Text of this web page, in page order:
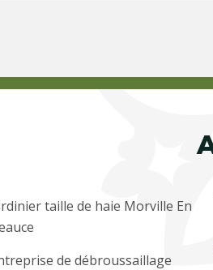
taille de haie Morville En
de débroussaillage